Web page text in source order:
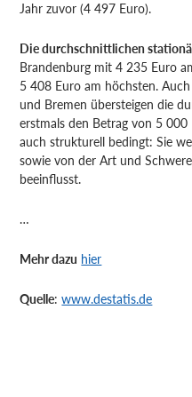
Jahr zuvor (4 497 Euro).
Die durchschnittlichen
Brandenburg mit 4 235 Euro
5 408 Euro am höchsten.
und Bremen übersteigen die
erstmals den Betrag von 5 000
auch strukturell bedingt: Sie
sowie von der Art und
beeinflusst.
…
Mehr dazu hier
Quelle:www.destatis.de